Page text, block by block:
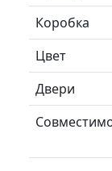
Коробка
Цвет
Двери